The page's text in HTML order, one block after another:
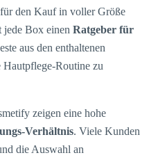
den Kauf in voller Größe
jede Box einen Ratgeber für
aus den enthaltenen
Hautpflege-Routine zu
zeigen eine hohe
Verhältnis. Viele Kunden
die Auswahl an